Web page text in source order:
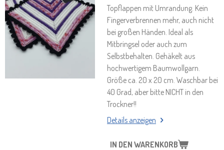
Topflappen mit Umrandung. Kein
Fingerverbrennen mehr, auch nicht
bei großen Händen. Ideal als
Mitbringsel oder auch zum
Selbstbehalten. Gehäkelt aus
hochwertigem Baumwollgarn.
Größe ca. 20 x 20 cm. Waschbar bei
40 Grad, aber bitte NICHT in den
Trockner!!
Details anzeigen
IN DEN WARENKORB